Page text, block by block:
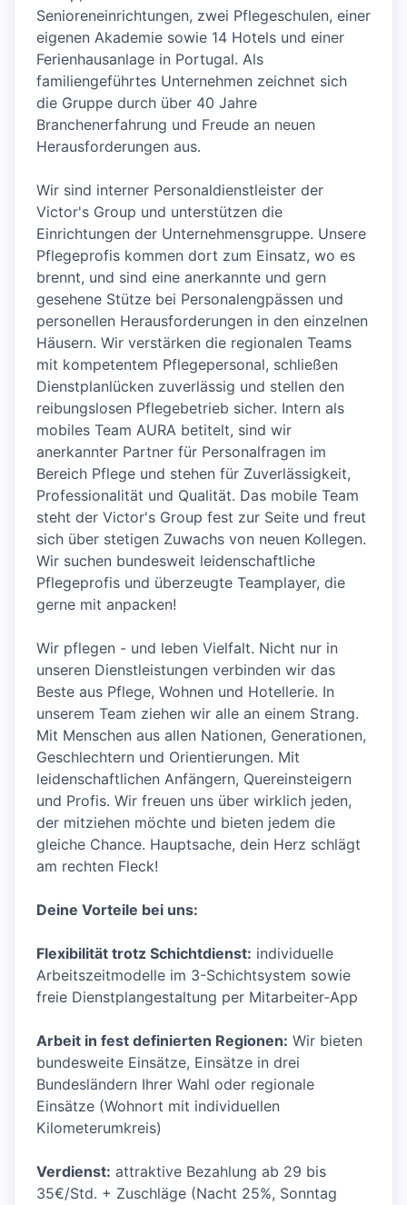
Senioreneinrichtungen, zwei Pflegeschulen, einer
eigenen Akademie sowie 14 Hotels und einer
Ferienhausanlage in Portugal. Als
familiengeführtes Unternehmen zeichnet sich
die Gruppe durch über 40 Jahre
Branchenerfahrung und Freude an neuen
Herausforderungen aus.
Wir sind interner Personaldienstleister der
Victor's Group und unterstützen die
Einrichtungen der Unternehmensgruppe. Unsere
Pflegeprofis kommen dort zum Einsatz, wo es
brennt, und sind eine anerkannte und gern
gesehene Stütze bei Personalengpässen und
personellen Herausforderungen in den einzelnen
Häusern. Wir verstärken die regionalen Teams
mit kompetentem Pflegepersonal, schließen
Dienstplanlücken zuverlässig und stellen den
reibungslosen Pflegebetrieb sicher. Intern als
mobiles Team AURA betitelt, sind wir
anerkannter Partner für Personalfragen im
Bereich Pflege und stehen für Zuverlässigkeit,
Professionalität und Qualität. Das mobile Team
steht der Victor's Group fest zur Seite und freut
sich über stetigen Zuwachs von neuen Kollegen.
Wir suchen bundesweit leidenschaftliche
Pflegeprofis und überzeugte Teamplayer, die
gerne mit anpacken!
Wir pflegen - und leben Vielfalt. Nicht nur in
unseren Dienstleistungen verbinden wir das
Beste aus Pflege, Wohnen und Hotellerie. In
unserem Team ziehen wir alle an einem Strang.
Mit Menschen aus allen Nationen, Generationen,
Geschlechtern und Orientierungen. Mit
leidenschaftlichen Anfängern, Quereinsteigern
und Profis. Wir freuen uns über wirklich jeden,
der mitziehen möchte und bieten jedem die
gleiche Chance. Hauptsache, dein Herz schlägt
am rechten Fleck!
Deine Vorteile bei uns:
Flexibilität trotz Schichtdienst: individuelle
Arbeitszeitmodelle im 3-Schichtsystem sowie
freie Dienstplangestaltung per Mitarbeiter-App
Arbeit in fest definierten Regionen: Wir bieten
bundesweite Einsätze, Einsätze in drei
Bundesländern Ihrer Wahl oder regionale
Einsätze (Wohnort mit individuellen
Kilometerumkreis)
Verdienst: attraktive Bezahlung ab 29 bis
35€/Std. + Zuschläge (Nacht 25%, Sonntag